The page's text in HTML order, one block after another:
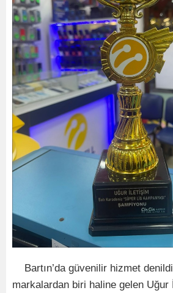
Bartın’da güvenilir hizmet
markalardan biri haline gelen